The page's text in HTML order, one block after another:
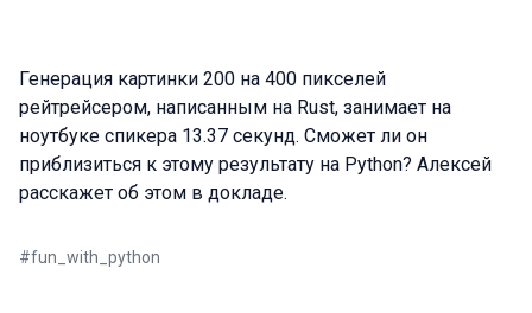
Генерация картинки 200 на 400 пикселей
рейтрейсером, написанным на Rust, занимает на
ноутбуке спикера 13.37 секунд. Сможет ли он
приблизиться к этому результату на Python? Алексей
расскажет об этом в докладе.
#fun_with_python